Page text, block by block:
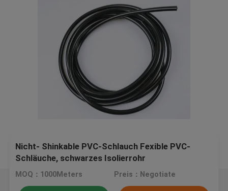
Nicht- Shinkable PVC-Schlauch Fexible PVC-
Schläuche, schwarzes Isolierrohr
MOQ：1000Meters Preis：Negotiate